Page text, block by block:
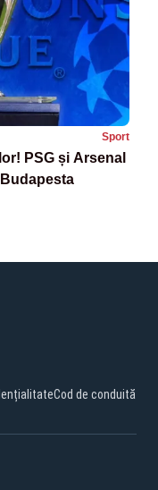
Sport
PSG și Arsenal
Cod de conduită